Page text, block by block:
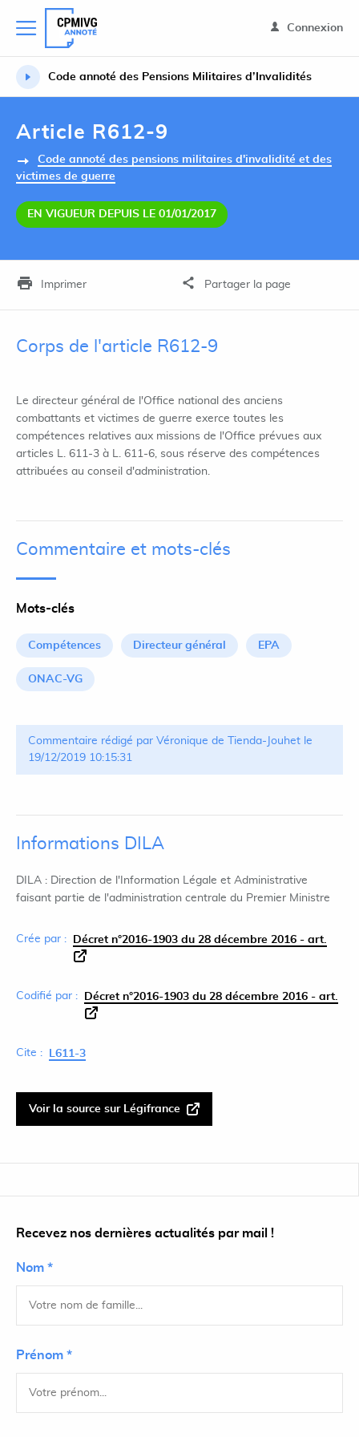
Connexion
Code annoté des Pensions Militaires d’Invalidités
Article R612-9
Code annoté des pensions militaires d'invalidité et des
victimes de guerre
EN VIGUEUR DEPUIS LE 01/01/2017
Imprimer Partager la page
Corps de l'article R612-9
Le directeur général de l'Office national des anciens
combattants et victimes de guerre exerce toutes les
compétences relatives aux missions de l'Office prévues aux
articles L. 611-3 à L. 611-6, sous réserve des compétences
attribuées au conseil d'administration.
Commentaire et mots-clés
Mots-clés
Compétences Directeur général EPA
ONAC-VG
Commentaire rédigé par Véronique de Tienda-Jouhet le
19/12/2019 10:15:31
Informations DILA
DILA : Direction de l'Information Légale et Administrative
faisant partie de l'administration centrale du Premier Ministre
Crée par : Décret n°2016-1903 du 28 décembre 2016 - art.
Codifié par : Décret n°2016-1903 du 28 décembre 2016 - art.
Cite : L611-3
Voir la source sur Légifrance
Recevez nos dernières actualités par mail !
Nom *
Prénom *